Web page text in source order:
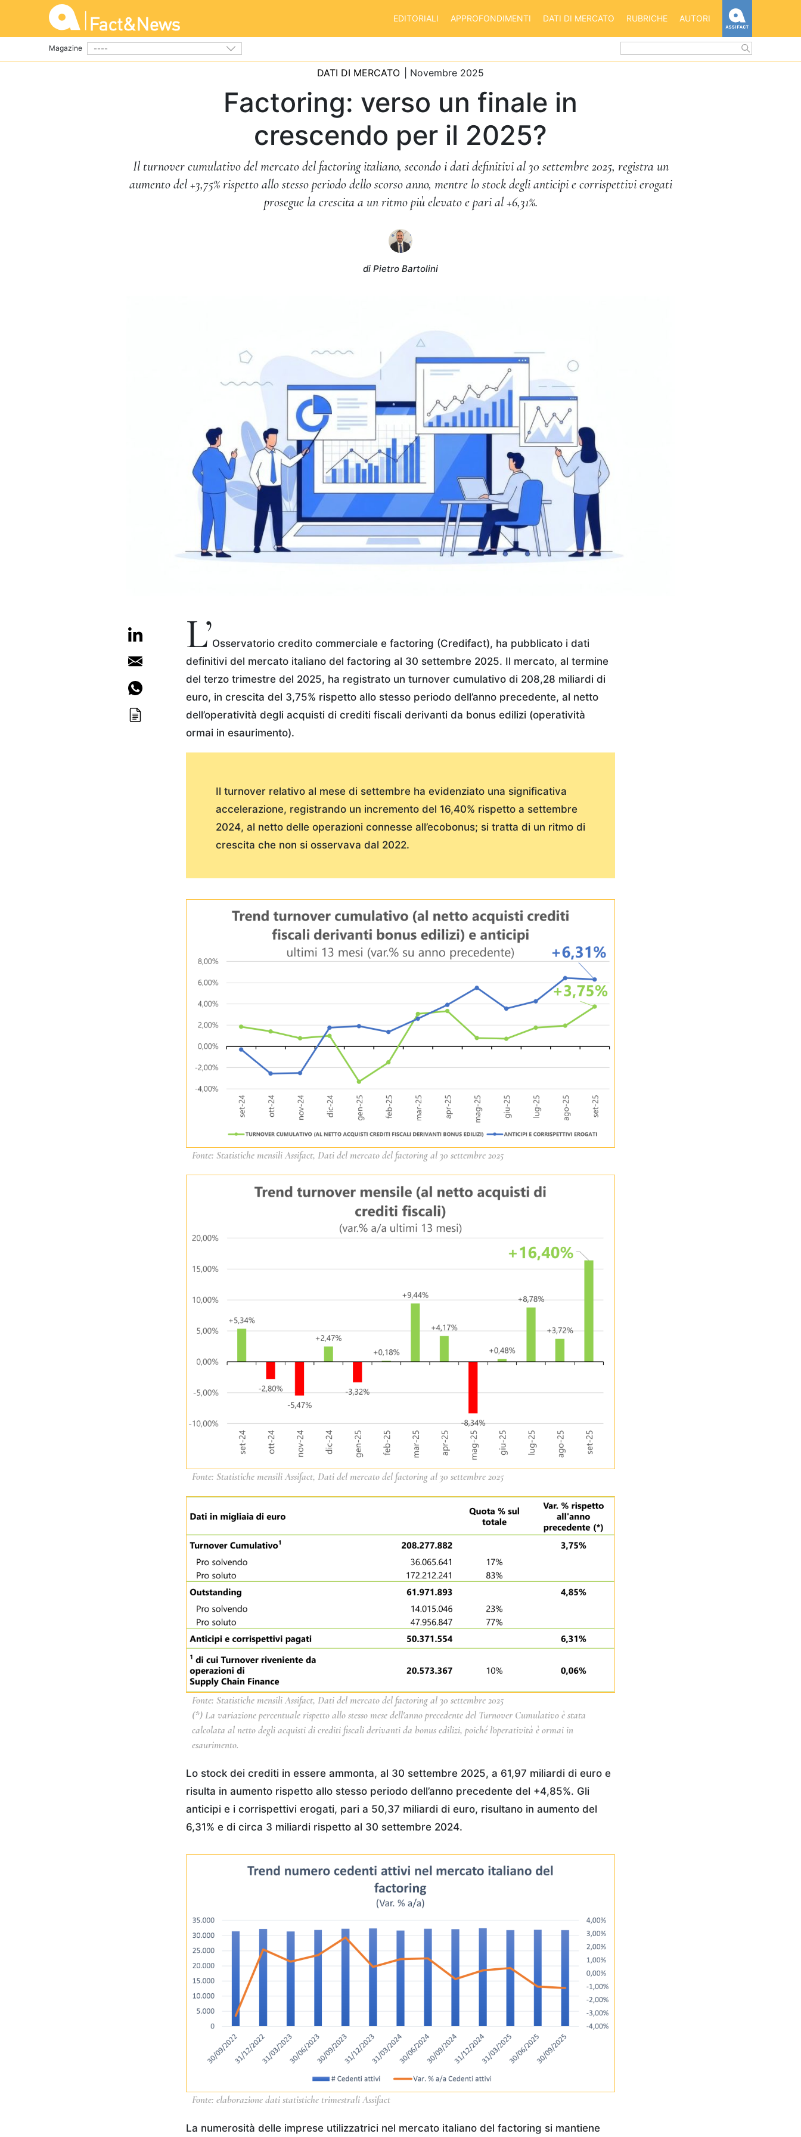
EDITORIALI APPROFONDIMENTI DATI DI MERCATO RUBRICHE AUTORI
HOME
ASSIFACT
Magazine ----
DATI DI MERCATO | Novembre 2025
Factoring: verso un finale in
crescendo per il 2025?
Il turnover cumulativo del mercato del factoring italiano, secondo i dati definitivi al 30 settembre 2025, registra un
aumento del +3,75% rispetto allo stesso periodo dello scorso anno, mentre lo stock degli anticipi e corrispettivi erogati
prosegue la crescita a un ritmo più elevato e pari al +6,31%.
di Pietro Bartolini
L’Osservatorio credito commerciale e factoring (Credifact), ha pubblicato i dati
definitivi del mercato italiano del factoring al 30 settembre 2025. Il mercato, al termine
del terzo trimestre del 2025, ha registrato un turnover cumulativo di 208,28 miliardi di
euro, in crescita del 3,75% rispetto allo stesso periodo dell’anno precedente, al netto
dell’operatività degli acquisti di crediti fiscali derivanti da bonus edilizi (operatività
ormai in esaurimento).
Il turnover relativo al mese di settembre ha evidenziato una significativa
accelerazione, registrando un incremento del 16,40% rispetto a settembre
2024, al netto delle operazioni connesse all’ecobonus; si tratta di un ritmo di
crescita che non si osservava dal 2022.
Fonte: Statistiche mensili Assifact, Dati del mercato del factoring al 30 settembre 2025
Fonte: Statistiche mensili Assifact, Dati del mercato del factoring al 30 settembre 2025
Fonte: Statistiche mensili Assifact, Dati del mercato del factoring al 30 settembre 2025
(*) La variazione percentuale rispetto allo stesso mese dell'anno precedente del Turnover Cumulativo è stata
calcolata al netto degli acquisti di crediti fiscali derivanti da bonus edilizi, poiché l'operatività è ormai in
esaurimento.
Lo stock dei crediti in essere ammonta, al 30 settembre 2025, a 61,97 miliardi di euro e
risulta in aumento rispetto allo stesso periodo dell’anno precedente del +4,85%. Gli
anticipi e i corrispettivi erogati, pari a 50,37 miliardi di euro, risultano in aumento del
6,31% e di circa 3 miliardi rispetto al 30 settembre 2024.
Fonte: elaborazione dati statistiche trimestrali Assifact
La numerosità delle imprese utilizzatrici nel mercato italiano del factoring si mantiene